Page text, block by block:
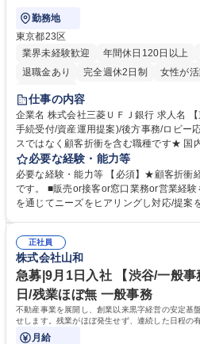
勤務地
東京都23区
業界未経験歓迎
年間休日120日以上
退職金あり
完全週休2日制 女性が
土日祝休み
仕事の内容
企業名 株式会社三菱ＵＦＪ銀行 求人名 【東京都】本支店の窓口業務(事務
手続受付/資産運用提案)/後方事務/ロビー応対 仕事の内容 ★バック
スではなく顧客折衝を含む職種です★ 国
事していただきます。 ■窓口/後方/ロビー
ーション、お客様対応 ■窓口にて、ご来店された個人のお客様に対して金
融商品のご提案 ■効率的な事務運用の検
に必ずご覧ください≫ ※記事 https://
必要な経験・能力等
必要な経験・能力等 【必須】★顧客折衝
です。 ■販売or接客or窓口業務or営業経
を通じてニーズをヒアリングし対応/提案を実施し
るので安心して入行いただけます。 幅広
や社内副業等を活用し、 一人ひとりが挑
ます。 学歴・資格 学歴：大学院 大学 高専 短大 専修学校 高校 語学力：
資格：
正社員
株式会社山和
急募|9月1日入社 【渋谷/一般
日/残業ほぼ無 一般事務
不動産事業を展開し、創業以来黒字経営の安定基
せします。残業がほぼ発生せず、連続した日程の
い方にお勧めの環境です！
月給